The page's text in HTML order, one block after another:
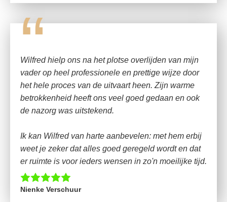
“
Wilfred hielp ons na het plotse overlijden van mijn
vader op heel professionele en prettige wijze door
het hele proces van de uitvaart heen. Zijn warme
betrokkenheid heeft ons veel goed gedaan en ook
de nazorg was uitstekend.
Ik kan Wilfred van harte aanbevelen: met hem erbij
weet je zeker dat alles goed geregeld wordt en dat
er ruimte is voor ieders wensen in zo'n moeilijke tijd.
Nienke Verschuur